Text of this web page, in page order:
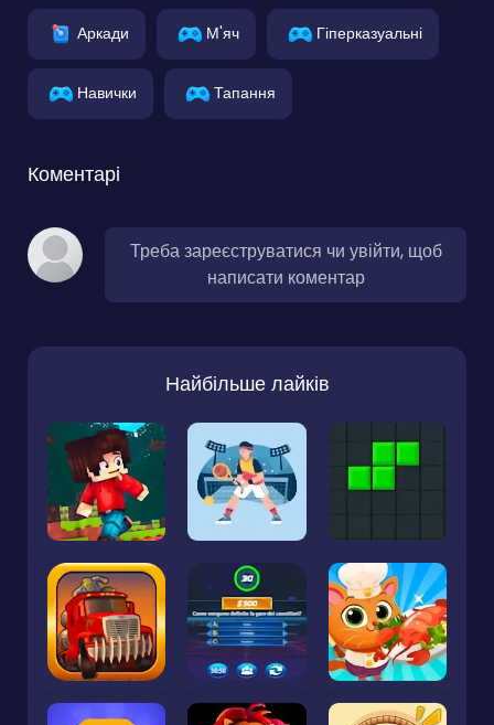
Аркади М'яч Гіперказуальні
Навички Тапання
Коментарі
Треба зареєструватися чи увійти, щоб
написати коментар
Найбільше лайків